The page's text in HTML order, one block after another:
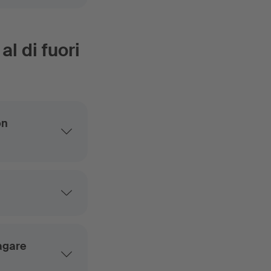
di fuori